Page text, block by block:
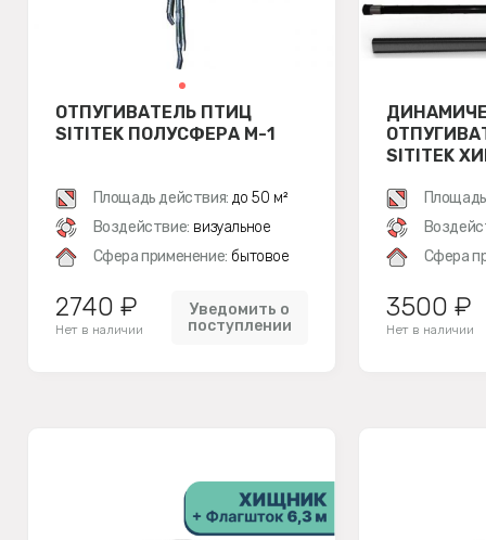
ОТПУГИВАТЕЛЬ ПТИЦ
SITITEK ПОЛУСФЕРА М-1
Площадь действия: до 50 м²
Воздействие: визуальное
Сфера применение: бытовое
2740 ₽
Нет в наличии
Уведомить о
поступлении
SITITEK
Сфера
3500 ₽
Нет в наличии